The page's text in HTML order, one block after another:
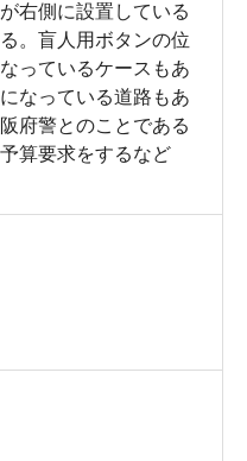
右側に設置している
。盲人用ボタンの位
っているケースもあ
なっている道路もあ
府警とのことである
算要求をするなど